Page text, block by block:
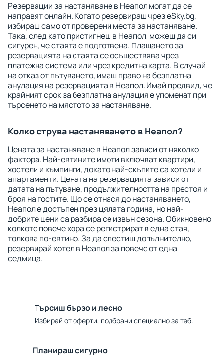
Резервации за настаняване в Неапол могат да се
направят онлайн. Когато резервираш чрез eSky.bg,
избираш само от проверени места за настаняване.
Така, след като пристигнеш в Неапол, можеш да си
сигурен, че стаята е подготвена. Плащането за
резервацията на стаята се осъществява чрез
платежна система или чрез кредитна карта. В случай
на отказ от пътуването, имаш право на безплатна
анулация на резервацията в Неапол. Имай предвид, че
крайният срок за безплатна анулация е упоменат при
търсенето на мястото за настаняване.
Колко струва настаняването в Неапол?
Цената за настаняване в Неапол зависи от няколко
фактора. Най-евтините имоти включват квартири,
хостели и къмпинги, докато най-скъпите са хотели и
апартаменти. Цената на резервацията зависи от
датата на пътуване, продължителността на престоя и
броя на гостите. Що се отнася до настаняването,
Неапол е достъпен през цялата година, но най-
добрите цени са разбира се извън сезона. Обикновено
колкото повече хора се регистрират в една стая,
толкова по-евтино. За да спестиш допълнително,
резервирай хотел в Неапол за повече от една
седмица.
Търсиш бързо и лесно
Избирай от оферти, подбрани специално за теб.
Планираш сигурно